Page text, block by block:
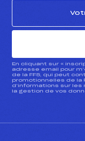
En cliquant sur «
adresse email pour
de la FFS, qui peut
promotionnelles de la
d’informations sur
la gestion de vos